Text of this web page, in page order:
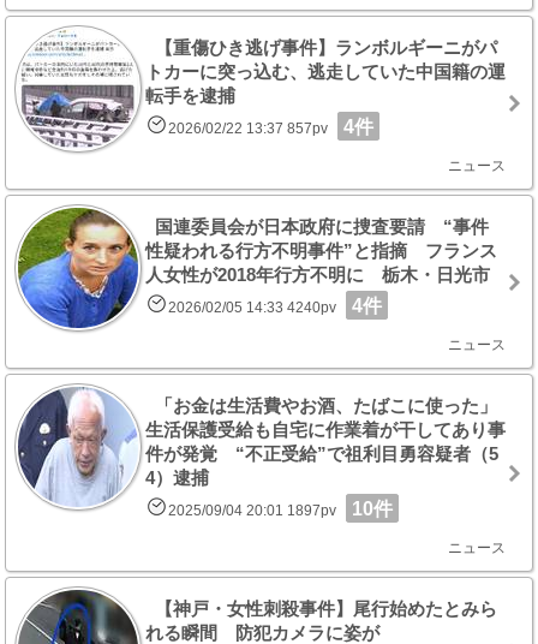
【重傷ひき逃げ事件】ランボルギーニがパ
トカーに突っ込む、逃走していた中国籍の運
転手を逮捕
2026/02/22 13:37 857pv 4件
ニュース
国連委員会が日本政府に捜査要請 “事件
性疑われる行方不明事件”と指摘 フランス
人女性が2018年行方不明に 栃木・日光市
2026/02/05 14:33 4240pv 4件
ニュース
「お金は生活費やお酒、たばこに使った」
生活保護受給も自宅に作業着が干してあり事
件が発覚 “不正受給”で祖利目勇容疑者（5
4）逮捕
2025/09/04 20:01 1897pv 10件
ニュース
【神戸・女性刺殺事件】尾行始めたとみら
れる瞬間 防犯カメラに姿が